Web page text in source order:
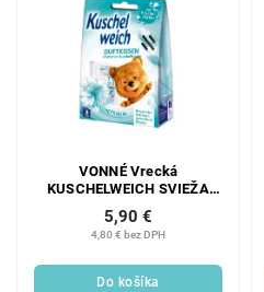
VONNÉ Vrecká
KUSCHELWEICH SVIEŽA
4,80 € bez DPH
5,90 €
Do košíka